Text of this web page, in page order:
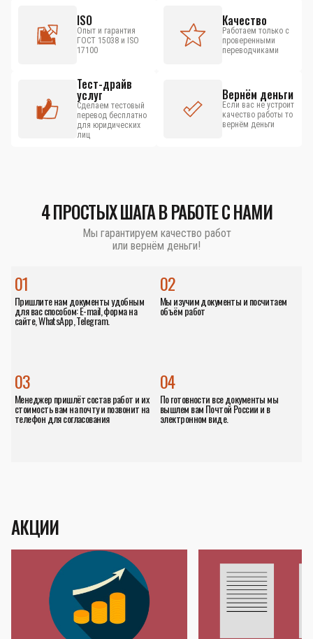
ISO
Опыт и гарантия
ГОСТ 15038 и ISO
17100
Качество
Работаем только с
проверенными
переводчиками
Тест-драйв
услуг
Сделаем тестовый
перевод бесплатно
для юридических
лиц
Вернём деньги
Если вас не устроит
качество работы то
вернём деньги
4 ПРОСТЫХ ШАГА В РАБОТЕ С НАМИ
Мы гарантируем качество работ
или вернём деньги!
01
Пришлите нам документы удобным
для вас способом: E-mail, форма на
сайте, WhatsApp, Telegram.
02
Мы изучим документы и посчитаем
объём работ
04
По готовности все документы мы
вышлем вам Почтой России и в
электронном виде.
03
Менеджер пришлёт состав работ и их
стоимость вам на почту и позвонит на
телефон для согласования
АКЦИИ